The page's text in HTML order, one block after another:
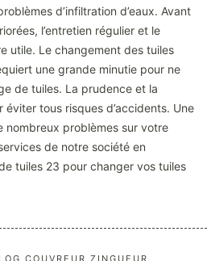
d’infiltration d’eaux. Avant
l’entretien régulier et le
utile. Le changement des tuiles
une grande minutie pour ne
de tuiles. La prudence et la
tous risques d’accidents. Une
nombreux problèmes sur votre
de notre société en
tuiles 23 pour changer vos tuiles